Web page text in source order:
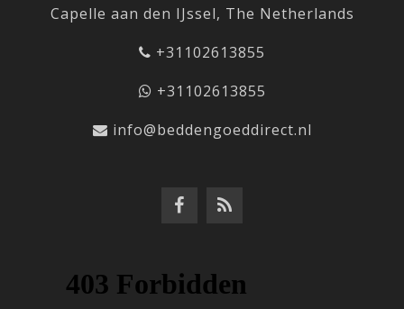
Capelle aan den IJssel, The Netherlands
+31102613855
+31102613855
info@beddengoeddirect.nl